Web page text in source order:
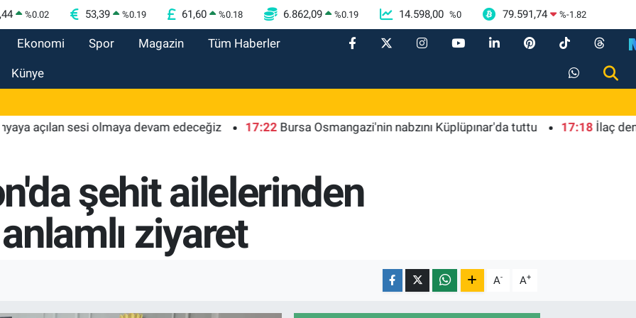
%0.02 53,39 %0.19 61,60 %0.18 6.862,09 %0.19 14.598,00 %0 79.591,74 %-1.82
Ekonomi Spor Magazin Tüm Haberler
Künye
sesi olmaya devam edeceğiz 17:22 Bursa Osmangazi'nin nabzını Küplüpınar'da tuttu 17:18 İlaç
şehit ailelerinden
ziyaret
A- A+